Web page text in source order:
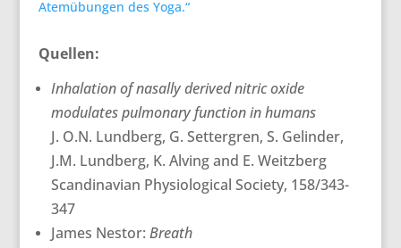
Atemübungen des Yoga.“
Quellen:
Inhalation of nasally derived nitric oxide
modulates pulmonary function in humans
J. O.N. Lundberg, G. Settergren, S. Gelinder,
J.M. Lundberg, K. Alving and E. Weitzberg
Scandinavian Physiological Society, 158/343-
347
James Nestor: Breath